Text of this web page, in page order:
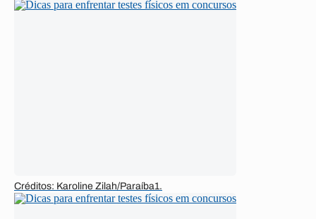
Créditos: Karoline Zilah/Paraíba1.